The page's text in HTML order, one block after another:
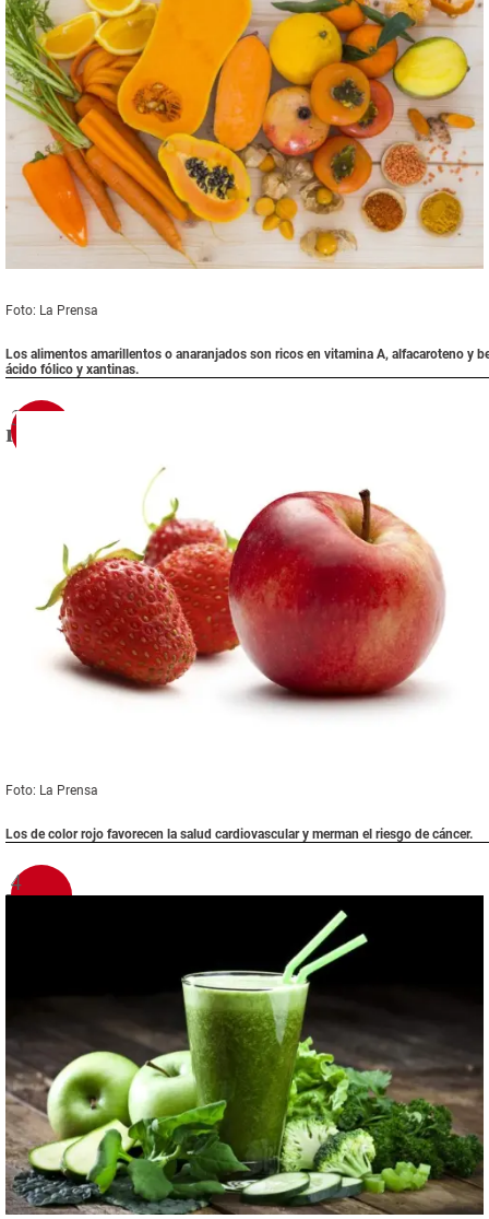
Foto: La Prensa
Los alimentos amarillentos o anaranjados son ricos en vitamina A, alfacaroteno y
ácido fólico y xantinas.
3
rojo
Foto: La Prensa
Los de color rojo favorecen la salud cardiovascular y merman el riesgo de cáncer.
4
verde